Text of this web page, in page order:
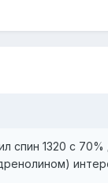
1320 с